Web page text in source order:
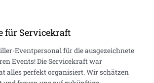
für Servicekraft
Eventpersonal für die ausgezeichnete
Events! Die Servicekraft war
alles perfekt organisiert. Wir schätzen